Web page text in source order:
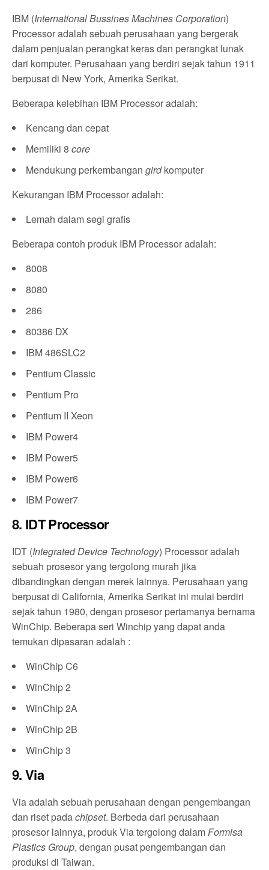
IBM (International Bussines Machines Corporation)
Processor adalah sebuah perusahaan yang bergerak
dalam penjualan perangkat keras dan perangkat lunak
dari komputer. Perusahaan yang berdiri sejak tahun 1911
berpusat di New York, Amerika Serikat.
Beberapa kelebihan IBM Processor adalah:
Kencang dan cepat
Memiliki 8 core
Mendukung perkembangan girdkomputer
Kekurangan IBM Processor adalah:
Lemah dalam segi grafis
Beberapa contoh produk IBM Processor adalah:
8008
8080
286
80386 DX
IBM 486SLC2
Pentium Classic
Pentium Pro
Pentium II Xeon
IBM Power4
IBM Power5
IBM Power6
IBM Power7
8. IDT Processor
IDT (Integrated Device Technology) Processor adalah
sebuah prosesor yang tergolong murah jika
dibandingkan dengan merek lainnya. Perusahaan yang
berpusat di California, Amerika Serikat ini mulai berdiri
sejak tahun 1980, dengan prosesor pertamanya bernama
WinChip. Beberapa seri Winchip yang dapat anda
temukan dipasaran adalah :
WinChip C6
WinChip 2
WinChip 2A
WinChip 2B
WinChip 3
9. Via
Via adalah sebuah perusahaan dengan pengembangan
dan riset padachipset. Berbeda dari perusahaan
prosesor lainnya, produk Via tergolong dalamFormisa
Plastics Group, dengan pusat pengembangan dan
produksi di Taiwan.